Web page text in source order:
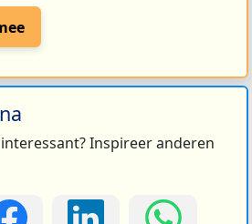
Inspireer anderen